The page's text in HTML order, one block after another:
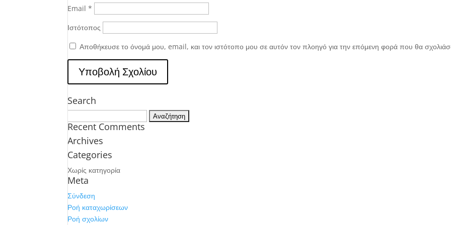
Email*
Ιστότοπος
Αποθήκευσε το όνομά μου, email, και τον ιστότοπο μου σε αυτόν τον πλοηγό για την επόμενη φορά που θα
Search
για:
Recent Comments
Archives
Categories
Χωρίς κατηγορία
Meta
Σύνδεση
Ροή καταχωρίσεων
Ροή σχολίων